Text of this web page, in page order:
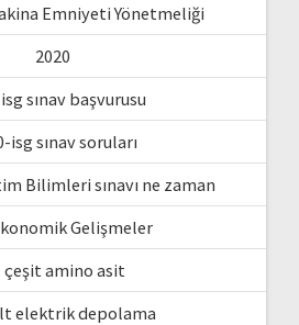
Emniyeti Yönetmeliği
2020
sınav başvurusu
isg sınav soruları
Bilimleri sınavı ne zaman
Gelişmeler
çeşit amino asit
elektrik depolama